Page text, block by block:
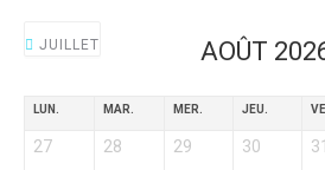
JUILLET AOÛT
LUN. MAR. MER. JEU.
27 28 29 30 31